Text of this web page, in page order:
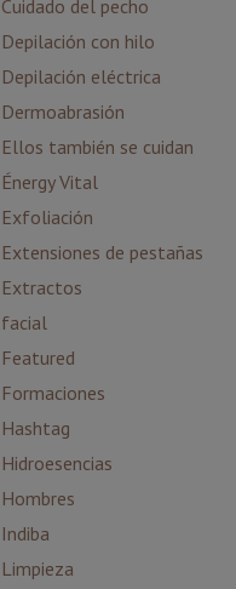
Cuidado del pecho
Depilación con hilo
Depilación eléctrica
Dermoabrasión
Ellos también se cuidan
Énergy Vital
Exfoliación
Extensiones de pestañas
Extractos
facial
Featured
Formaciones
Hashtag
Hidroesencias
Hombres
Indiba
Limpieza